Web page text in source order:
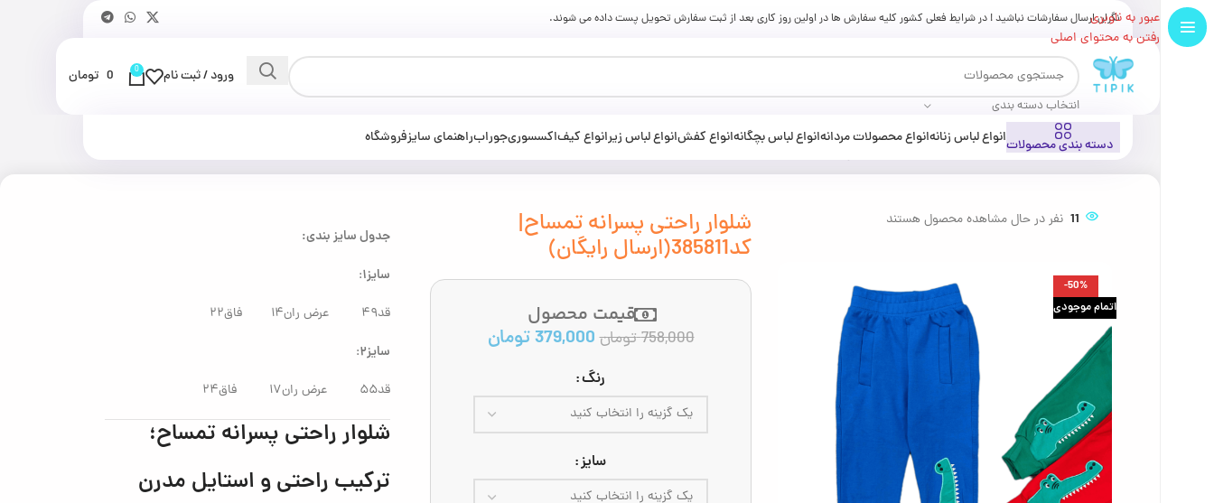
عبور به ناوبری
رفتن به محتوای اصلی
ارسال رایگان برای
نگران ارسال سفارشات نباشید ! در شرایط فعلی کشور کلیه سفارش ها در اولین روز کاری بعد از ثبت سفارش تحویل پست داده می شوند.
انتخاب دسته بندی
ورود / ثبت نام 0
0 تومان
دسته بندی محصولاتانواع لباس زنانهانواع محصولات مردانهانواع لباس بچگانهانواع کفشانواع لباس زیرانواع کیفاکسسوریجورابراهنمای سایزفروشگاه
لباس بچگانه لباس دخترانه
11 نفر در حال مشاهده محصول هستند
-50%
اتمام موجودی
شلوار راحتی پسرانه تمساح|
کد385811(ارسال رایگان)
قیمت محصول
758,000تومان 379,000تومان
رنگ
سایز
جدول سایز بندی:
سایز۱ :
قد۴۹ عرض ران۱۴ فاق۲۲
سایز۲ :
قد۵۵ عرض ران۱۷ فاق۲۴
شلوار راحتی پسرانه تمساح؛
ترکیب راحتی و استایل مدرن
تخفیف پلکانی ، به ازای خرید 2 کالا 3% و 3 کالا تا 5% تخفیف بیشتر روی کل سبد خرید !